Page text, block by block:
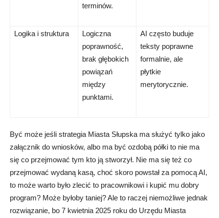
terminów.
Logika i struktura
Logiczna
poprawność,
brak głębokich
powiązań
między
punktami.
AI często buduje
teksty poprawne
formalnie, ale
płytkie
merytorycznie.
Być może jeśli strategia Miasta Słupska ma służyć tylko jako
załącznik do wniosków, albo ma być ozdobą półki to nie ma
się co przejmować tym kto ją stworzył. Nie ma się też co
przejmować wydaną kasą, choć skoro powstał za pomocą AI,
to może warto było zlecić to pracownikowi i kupić mu dobry
program? Może byłoby taniej? Ale to raczej niemożliwe jednak
rozwiązanie, bo 7 kwietnia 2025 roku do Urzędu Miasta